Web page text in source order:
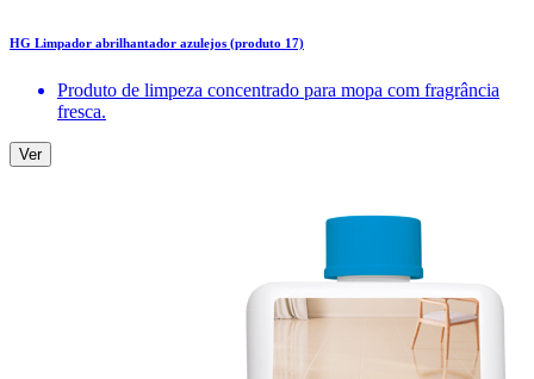
HG Limpador abrilhantador azulejos (produto 17)
Produto de limpeza concentrado para mopa com fragrância
fresca.
Ver